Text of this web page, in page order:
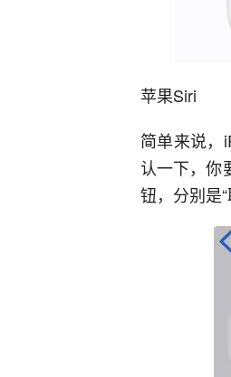
苹果Siri
简单来说，
认一下，你
钮，分别是“